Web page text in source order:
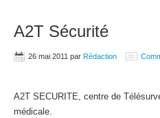
A2T Sécurité
26 mai 2011 par Rédaction
A2T SECURITE, centre de
médicale.